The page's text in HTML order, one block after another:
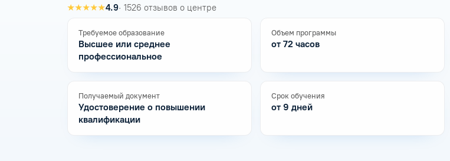
★★★★★4.9· 1526 отзывов о центре
Требуемое образование
Высшее или среднее
профессиональное
Объем программы
от 72 часов
Получаемый документ
Удостоверение о повышении
квалификации
Срок обучения
от 9 дней